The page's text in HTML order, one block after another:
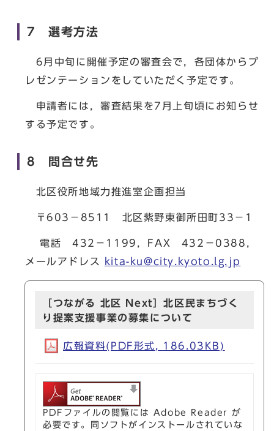
7 選考方法
6月中旬に開催予定の審査会で，各団体からプ
レゼンテーションをしていただく予定です。
申請者には，審査結果を7月上旬頃にお知らせ
する予定です。
8 問合せ先
北区役所地域力推進室企画担当
〒603－8511 北区紫野東御所田町33－1
電話 432－1199，FAX 432－0388，
メールアドレス
kita-ku@city.kyoto.lg.jp
［つながる 北区 Next］北区民まちづく
り提案支援事業の募集について
広報資料(PDF形式, 186.03KB)
PDFファイルの閲覧には Adobe Reader が
必要です。同ソフトがインストールされていな